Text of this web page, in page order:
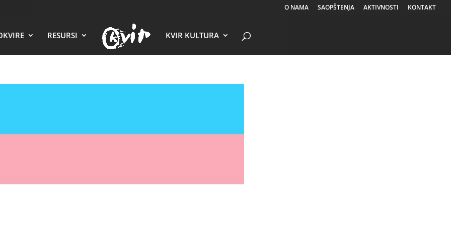
O NAMA SAOPŠTENJA AKTIVNOSTI KONTAKT
RESURSI KVIR KULTURA